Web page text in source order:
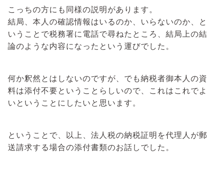
こっちの方にも同様の説明があります。
結局、本人の確認情報はいるのか、いらないのか、と
いうことで税務署に電話で尋ねたところ、結局上の結
論のような内容になったという運びでした。
何か釈然とはしないのですが、でも納税者御本人の資
料は添付不要ということらしいので、これはこれでよ
いということにしたいと思います。
ということで、以上、法人税の納税証明を代理人が郵
送請求する場合の添付書類のお話しでした。